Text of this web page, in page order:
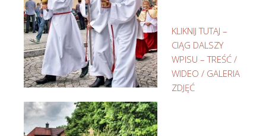
KLIKNIJ TUTAJ –
CIĄG DALSZY
WPISU – TREŚĆ /
WIDEO / GALERIA
ZDJĘĆ